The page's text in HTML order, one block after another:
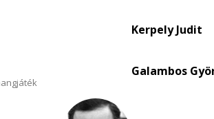
Kerpely Judit
Galambos